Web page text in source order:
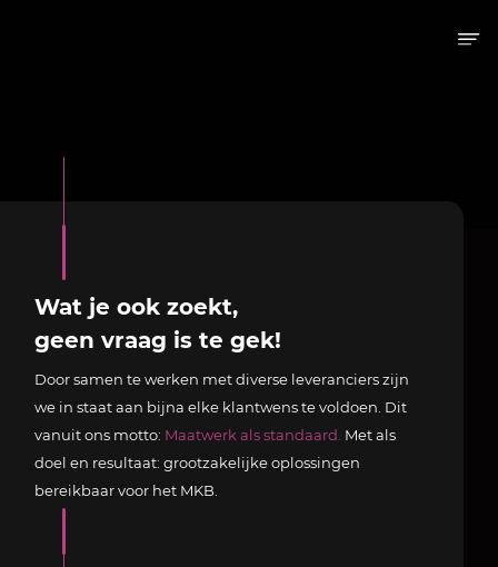
Wat je ook zoekt,
geen vraag is te gek!
Door samen te werken met diverse leveranciers zijn
we in staat aan bijna elke klantwens te voldoen. Dit
vanuit ons motto: Maatwerk als standaard. Met als
doel en resultaat: grootzakelijke oplossingen
bereikbaar voor het MKB.